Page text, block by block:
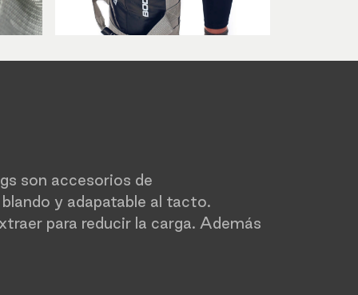
son accesorios de
y adapatable al tacto.
para reducir la carga. Además